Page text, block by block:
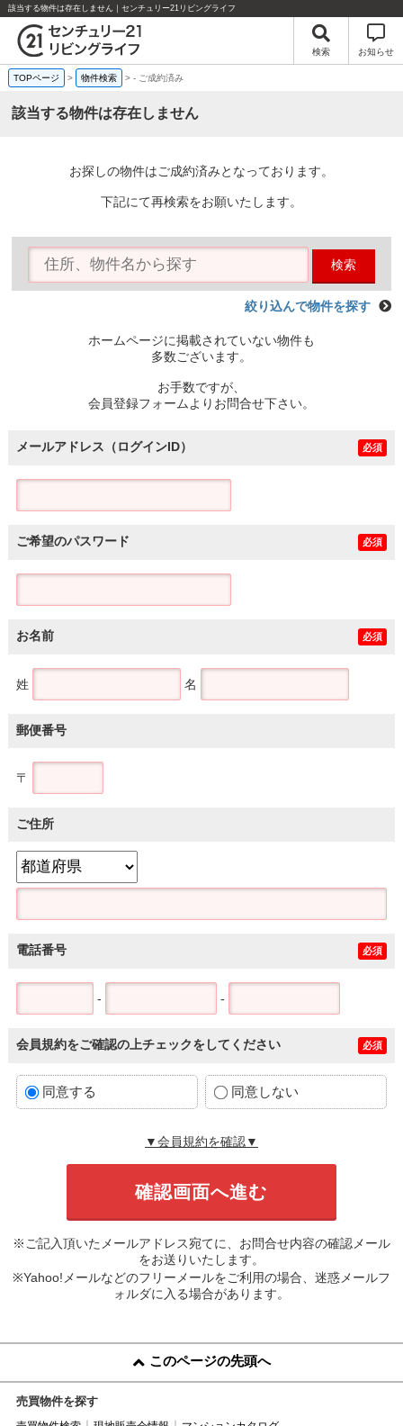
該当する物件は存在しません｜センチュリー21リビングライフ
検索 お知らせ
TOPページ > 物件検索 >- ご成約済み
該当する物件は存在しません
お探しの物件はご成約済みとなっております。
下記にて再検索をお願いたします。
検索
絞り込んで物件を探す
ホームページに掲載されていない物件も
多数ございます。
お手数ですが、
会員登録フォームよりお問合せ下さい。
メールアドレス（ログインID） 必須
ご希望のパスワード 必須
お名前 必須
姓 名
郵便番号
〒
ご住所
電話番号 必須
- -
会員規約をご確認の上チェックをしてください 必須
同意する 同意しない
▼会員規約を確認▼
※ご記入頂いたメールアドレス宛てに、お問合せ内容の確認メール
をお送りいたします。
※Yahoo!メールなどのフリーメールをご利用の場合、迷惑メールフ
ォルダに入る場合があります。
このページの先頭へ
売買物件を探す